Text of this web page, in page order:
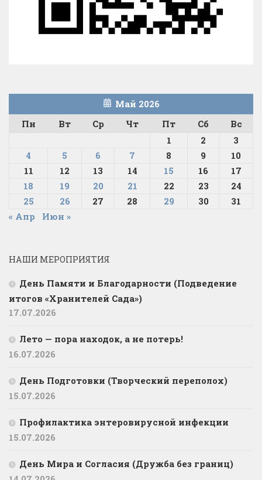
Май 2026
Пн
Вт Ср Чт Пт Сб
Вс
1
2
3
4
5 6 7 8 9
10
11
12 13 14 15 16
17
18
19 20 21 22 23
24
25
26 27 28 29 30
31
« Апр
Июн »
НАШИ МЕРОПРИЯТИЯ
День Памяти и Благодарности (Подведение
итогов «Хранителей Сада»)
17.07.2026
Лето — пора находок, а не потерь!
16.07.2026
День Подготовки (Творческий переполох)
15.07.2026
Профилактика энтеровирусной инфекции
15.07.2026
День Мира и Согласия (Дружба без границ)